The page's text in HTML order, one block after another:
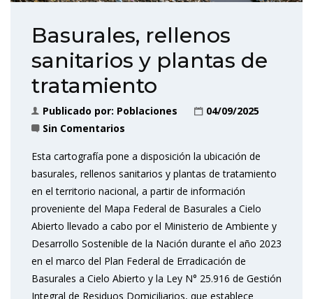
Basurales, rellenos
sanitarios y plantas de
tratamiento
Publicado por: Poblaciones
04/09/2025
Sin Comentarios
Esta cartografía pone a disposición la ubicación de
basurales, rellenos sanitarios y plantas de tratamiento
en el territorio nacional, a partir de información
proveniente del Mapa Federal de Basurales a Cielo
Abierto llevado a cabo por el Ministerio de Ambiente y
Desarrollo Sostenible de la Nación durante el año 2023
en el marco del Plan Federal de Erradicación de
Basurales a Cielo Abierto y la Ley N° 25.916 de Gestión
Integral de Residuos Domiciliarios, que establece